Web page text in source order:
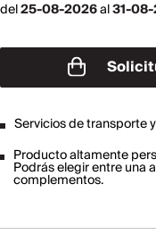
del25-08-2026al31-
Servicios de transporte
Producto altamente
Podrás elegir entre una
complementos.